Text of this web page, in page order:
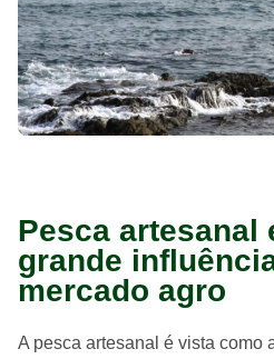
Pesca artesanal
grande
mercado agro
A pesca artesanal é vista como